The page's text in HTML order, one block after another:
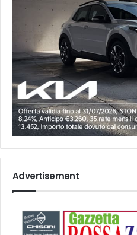
Advertisement